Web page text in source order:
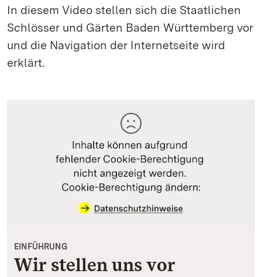
In diesem Video stellen sich die Staatlichen
Schlösser und Gärten Baden Württemberg vor
und die Navigation der Internetseite wird
erklärt.
Wir stellen uns vor
EINFÜHRUNG